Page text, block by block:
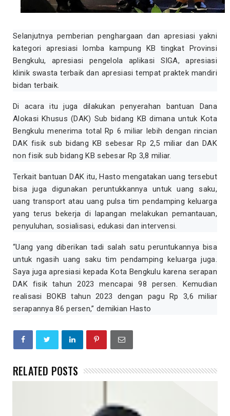
Selanjutnya pemberian penghargaan dan apresiasi yakni
kategori apresiasi lomba kampung KB tingkat Provinsi
Bengkulu, apresiasi pengelola aplikasi SIGA, apresiasi
klinik swasta terbaik dan apresiasi tempat praktek mandiri
bidan terbaik.
Di acara itu juga dilakukan penyerahan bantuan Dana
Alokasi Khusus (DAK) Sub bidang KB dimana untuk Kota
Bengkulu menerima total Rp 6 miliar lebih dengan rincian
DAK fisik sub bidang KB sebesar Rp 2,5 miliar dan DAK
non fisik sub bidang KB sebesar Rp 3,8 miliar.
Terkait bantuan DAK itu, Hasto mengatakan uang tersebut
bisa juga digunakan peruntukkannya untuk uang saku,
uang transport atau uang pulsa tim pendamping keluarga
yang terus bekerja di lapangan melakukan pemantauan,
penyuluhan, sosialisasi, edukasi dan intervensi.
“Uang yang diberikan tadi salah satu peruntukannya bisa
untuk ngasih uang saku tim pendamping keluarga juga.
Saya juga apresiasi kepada Kota Bengkulu karena serapan
DAK fisik tahun 2023 mencapai 98 persen. Kemudian
realisasi BOKB tahun 2023 dengan pagu Rp 3,6 miliar
serapannya 86 persen,” demikian Hasto
RELATED POSTS